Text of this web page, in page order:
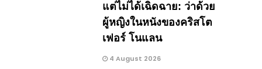
แต่ไม่ได้เฉิดฉาย: ว่าด้วย
ผู้หญิงในหนังของคริสโต
เฟอร์ โนแลน
4 August 2026